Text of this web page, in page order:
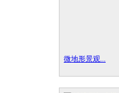
微地形景观...